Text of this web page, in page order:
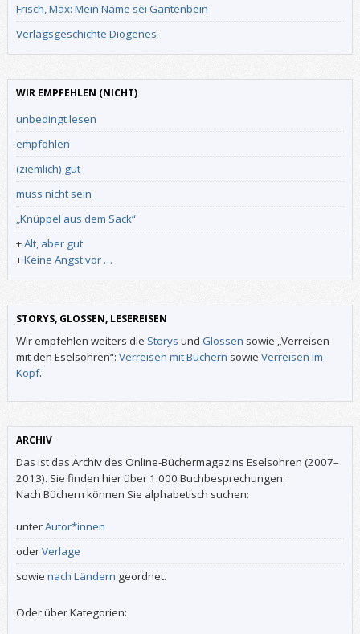
Frisch, Max: Mein Name sei Gantenbein
Verlagsgeschichte Diogenes
WIR EMPFEHLEN (NICHT)
unbedingt lesen
empfohlen
(ziemlich) gut
muss nicht sein
„Knüppel aus dem Sack“
+Alt, aber gut
+Keine Angst vor …
STORYS, GLOSSEN, LESEREISEN
Wir empfehlen weiters die Storys und Glossen sowie „Verreisen
mit den Eselsohren“: Verreisen mit Büchern sowie Verreisen im
Kopf.
ARCHIV
Das ist das Archiv des Online-Büchermagazins Eselsohren (2007–
2013). Sie finden hier über 1.000 Buchbesprechungen:
Nach Büchern können Sie alphabetisch suchen:
unterAutor*innen
oderVerlage
sowie nach Ländern geordnet.
Oder über Kategorien: